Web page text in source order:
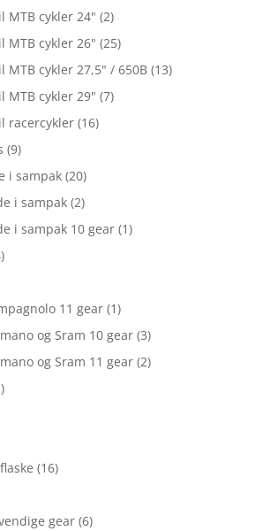
cykler 24" (2)
cykler 26" (25)
cykler 27,5" / 650B (13)
cykler 29" (7)
racercykler (16)
(9)
i sampak (20)
i sampak (2)
i sampak 10 gear (1)
11 gear (1)
og Sram 10 gear (3)
og Sram 11 gear (2)
(16)
gear (6)